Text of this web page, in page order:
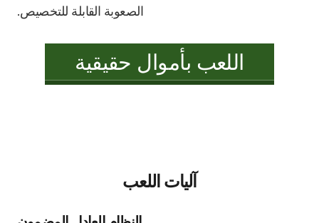
الصعوبة القابلة للتخصيص.
اللعب بأموال حقيقية
آليات اللعب